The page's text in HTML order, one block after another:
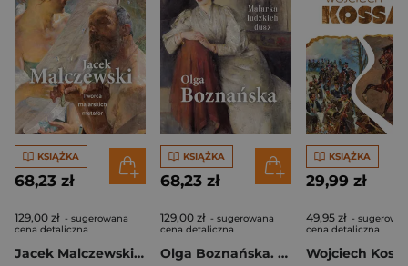
KSIĄŻKA
68,23 zł
129,00 zł - sugerowana
cena detaliczna
Jacek Malczewski. Twórca malarskich metafor
KSIĄŻKA
68,23 zł
129,00 zł - sugerowana
cena detaliczna
Olga Boznańska. Malarka ludzkich dusz
KSIĄŻKA
29,99 zł
49,95 zł -
cena detaliczna
Wojciech